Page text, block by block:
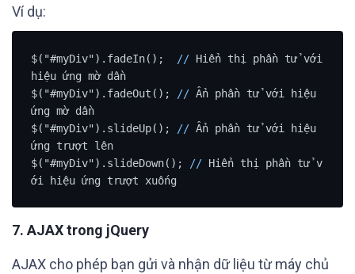
Ví dụ:
$("#myDiv").fadeIn(); // Hiển thị phần tử với
hiệu ứng mờ dần
$("#myDiv").fadeOut();
// Ẩn phần tử với hiệu
ứng mờ dần
$("#myDiv").slideUp();
// Ẩn phần tử với hiệu
ứng trượt lên
$("#myDiv").slideDown();
// Hiển thị phần tử v
ới hiệu ứng trượt xuống
7. AJAX trong jQuery
AJAX cho phép bạn gửi và nhận dữ liệu từ máy chủ